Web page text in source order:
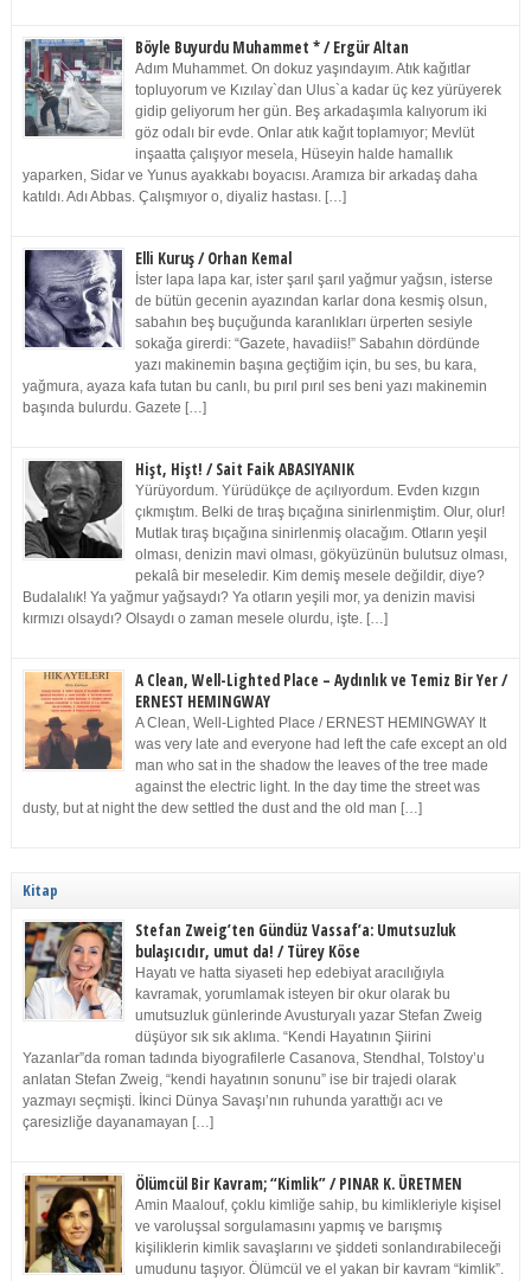
Böyle Buyurdu Muhammet * / Ergür Altan
Adım Muhammet. On dokuz yaşındayım. Atık kağıtlar
topluyorum ve Kızılay`dan Ulus`a kadar üç kez yürüyerek
gidip geliyorum her gün. Beş arkadaşımla kalıyorum iki
göz odalı bir evde. Onlar atık kağıt toplamıyor; Mevlüt
inşaatta çalışıyor mesela, Hüseyin halde hamallık
yaparken, Sidar ve Yunus ayakkabı boyacısı. Aramıza bir arkadaş daha
katıldı. Adı Abbas. Çalışmıyor o, diyaliz hastası. […]
Elli Kuruş / Orhan Kemal
İster lapa lapa kar, ister şarıl şarıl yağmur yağsın, isterse
de bütün gecenin ayazından karlar dona kesmiş olsun,
sabahın beş buçuğunda karanlıkları ürperten sesiyle
sokağa girerdi: “Gazete, havadiis!” Sabahın dördünde
yazı makinemin başına geçtiğim için, bu ses, bu kara,
yağmura, ayaza kafa tutan bu canlı, bu pırıl pırıl ses beni yazı makinemin
başında bulurdu. Gazete […]
Hişt, Hişt! / Sait Faik ABASIYANIK
Yürüyordum. Yürüdükçe de açılıyordum. Evden kızgın
çıkmıştım. Belki de tıraş bıçağına sinirlenmiştim. Olur, olur!
Mutlak tıraş bıçağına sinirlenmiş olacağım. Otların yeşil
olması, denizin mavi olması, gökyüzünün bulutsuz olması,
pekalâ bir meseledir. Kim demiş mesele değildir, diye?
Budalalık! Ya yağmur yağsaydı? Ya otların yeşili mor, ya denizin mavisi
kırmızı olsaydı? Olsaydı o zaman mesele olurdu, işte. […]
A Clean, Well-Lighted Place – Aydınlık ve Temiz Bir Yer /
ERNEST HEMINGWAY
A Clean, Well-Lighted Place / ERNEST HEMINGWAY It
was very late and everyone had left the cafe except an old
man who sat in the shadow the leaves of the tree made
against the electric light. In the day time the street was
dusty, but at night the dew settled the dust and the old man […]
Kitap
Stefan Zweig’ten Gündüz Vassaf’a: Umutsuzluk
bulaşıcıdır, umut da! / Türey Köse
Hayatı ve hatta siyaseti hep edebiyat aracılığıyla
kavramak, yorumlamak isteyen bir okur olarak bu
umutsuzluk günlerinde Avusturyalı yazar Stefan Zweig
düşüyor sık sık aklıma. “Kendi Hayatının Şiirini
Yazanlar”da roman tadında biyografilerle Casanova, Stendhal, Tolstoy’u
anlatan Stefan Zweig, “kendi hayatının sonunu” ise bir trajedi olarak
yazmayı seçmişti. İkinci Dünya Savaşı’nın ruhunda yarattığı acı ve
çaresizliğe dayanamayan […]
Ölümcül Bir Kavram; “Kimlik” / PINAR K. ÜRETMEN
Amin Maalouf, çoklu kimliğe sahip, bu kimlikleriyle kişisel
ve varoluşsal sorgulamasını yapmış ve barışmış
kişiliklerin kimlik savaşlarını ve şiddeti sonlandırabileceği
umudunu taşıyor. Ölümcül ve el yakan bir kavram “kimlik”.